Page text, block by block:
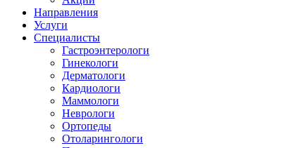
Направления
Услуги
Специалисты
Гастроэнтерологи
Гинекологи
Дерматологи
Кардиологи
Маммологи
Неврологи
Ортопеды
Отоларингологи